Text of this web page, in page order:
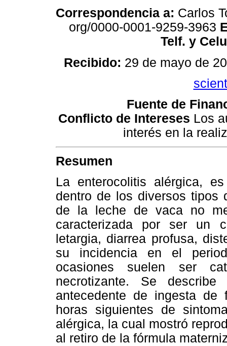
Correspondencia a: Carlos
org/0000-0001-9259-3963
Telf. y
Recibido: 29 de mayo de
Fuente de
Conflicto de Intereses Los
interés en la
Resumen
La enterocolitis alérgica,
dentro de los diversos tipos
de la leche de vaca no
caracterizada por ser un
letargia, diarrea profusa,
su incidencia en el
ocasiones suelen ser
necrotizante. Se
antecedente de ingesta
horas siguientes de
alérgica, la cual mostró
al retiro de la fórmula